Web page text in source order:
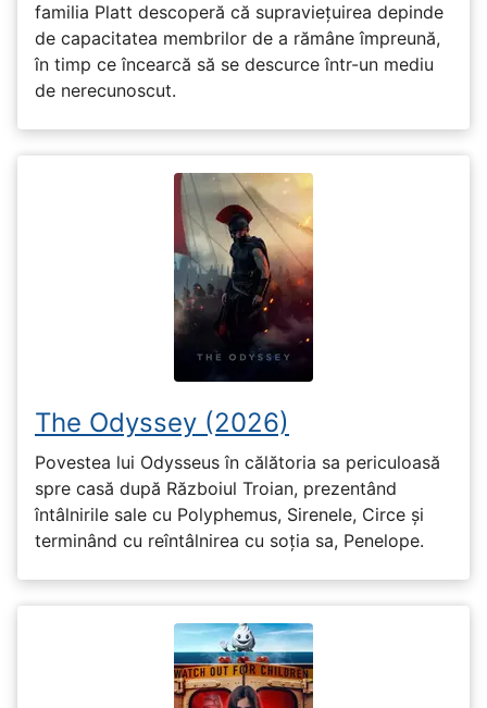
familia Platt descoperă că supraviețuirea depinde
de capacitatea membrilor de a rămâne împreună,
în timp ce încearcă să se descurce într-un mediu
de nerecunoscut.
The Odyssey (2026)
Povestea lui Odysseus în călătoria sa periculoasă
spre casă după Războiul Troian, prezentând
întâlnirile sale cu Polyphemus, Sirenele, Circe și
terminând cu reîntâlnirea cu soția sa, Penelope.